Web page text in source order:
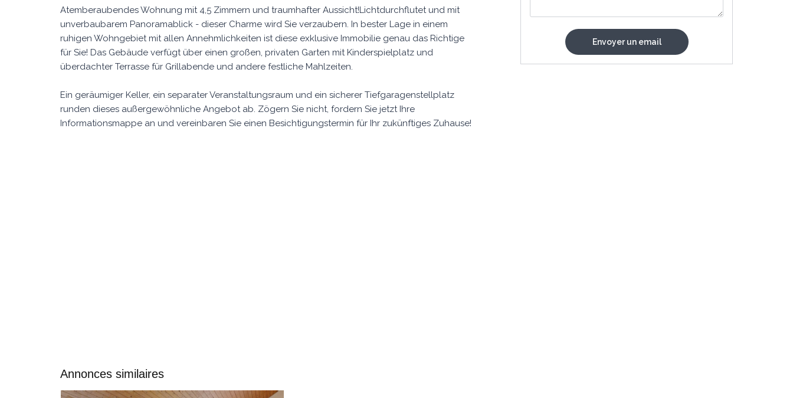
Atemberaubendes Wohnung mit 4,5 Zimmern und traumhafter Aussicht!Lichtdurchflutet und mit
unverbaubarem Panoramablick - dieser Charme wird Sie verzaubern. In bester Lage in einem
ruhigen Wohngebiet mit allen Annehmlichkeiten ist diese exklusive Immobilie genau das Richtige
für Sie! Das Gebäude verfügt über einen großen, privaten Garten mit Kinderspielplatz und
überdachter Terrasse für Grillabende und andere festliche Mahlzeiten.
Ein geräumiger Keller, ein separater Veranstaltungsraum und ein sicherer Tiefgaragenstellplatz
runden dieses außergewöhnliche Angebot ab. Zögern Sie nicht, fordern Sie jetzt Ihre
Informationsmappe an und vereinbaren Sie einen Besichtigungstermin für Ihr zukünftiges Zuhause!
Annonces similaires